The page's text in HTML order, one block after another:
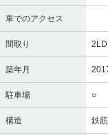
車でのアクセス
間取り
築年月
駐車場 ○
構造 鉄